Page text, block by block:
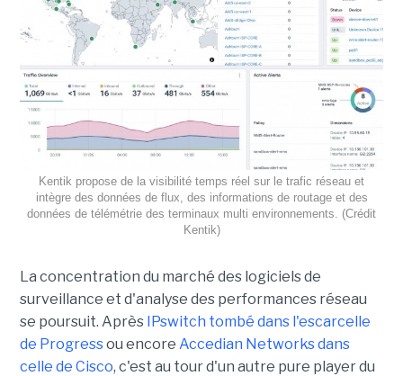
Kentik propose de la visibilité temps réel sur le trafic réseau et
intègre des données de flux, des informations de routage et des
données de télémétrie des terminaux multi environnements. (Crédit
Kentik)
La concentration du marché des logiciels de
surveillance et d'analyse des performances réseau
se poursuit. Après IPswitch tombé dans l'escarcelle
de Progressou encore Accedian Networks dans
celle de Cisco, c'est au tour d'un autre pure player du